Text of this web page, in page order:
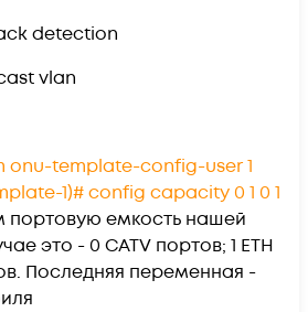
detection
vlan
onu-template-config-user 1
1)# config capacity 0 1 0 1
портовую емкость нашей
это - 0 CATV портов; 1 ETH
Последняя переменная -